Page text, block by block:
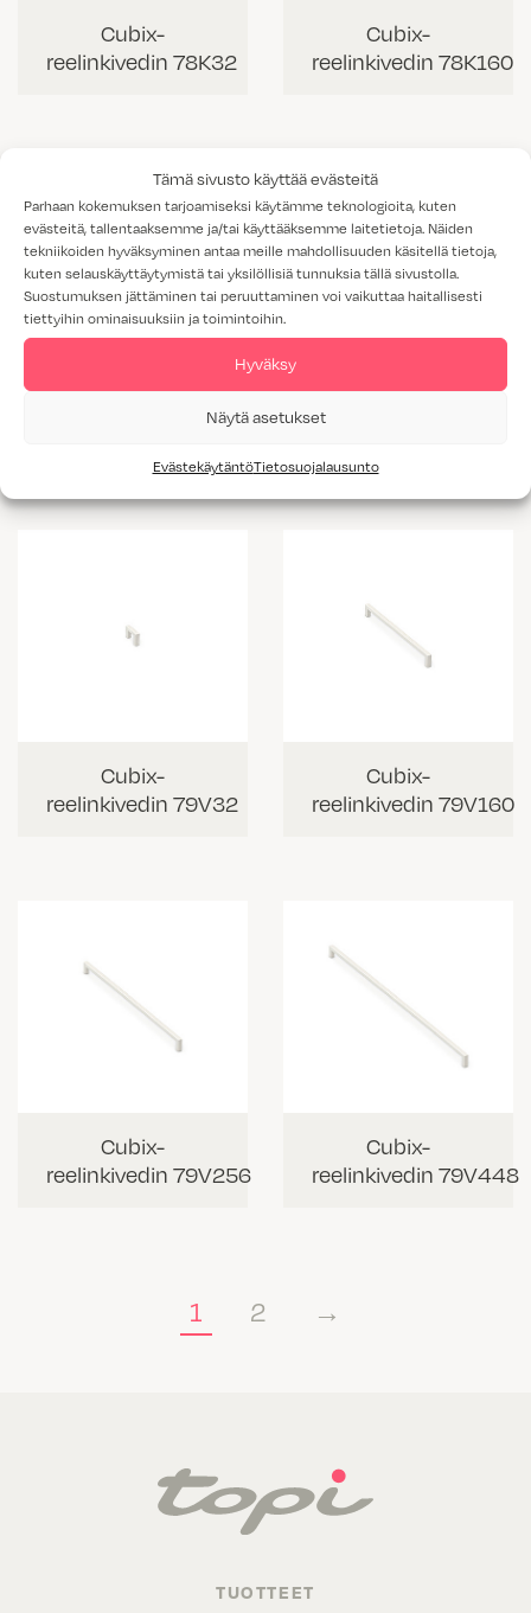
Tämä sivusto käyttää evästeitä
Parhaan kokemuksen tarjoamiseksi käytämme teknologioita, kuten
evästeitä, tallentaaksemme ja/tai käyttääksemme laitetietoja. Näiden
tekniikoiden hyväksyminen antaa meille mahdollisuuden käsitellä tietoja,
kuten selauskäyttäytymistä tai yksilöllisiä tunnuksia tällä sivustolla.
Suostumuksen jättäminen tai peruuttaminen voi vaikuttaa haitallisesti
tiettyihin ominaisuuksiin ja toimintoihin.
Hyväksy
Näytä asetukset
EvästekäytäntöTietosuojalausunto
Cubix-
reelinkivedin 78K32
Cubix-
reelinkivedin 78K160
reelinkivedin 78K256
Cubix-
reelinkivedin 79V32
Cubix-
reelinkivedin 79V160
Cubix-
reelinkivedin 79V256
Cubix-
reelinkivedin 79V448
1 2 →
TUOTTEET